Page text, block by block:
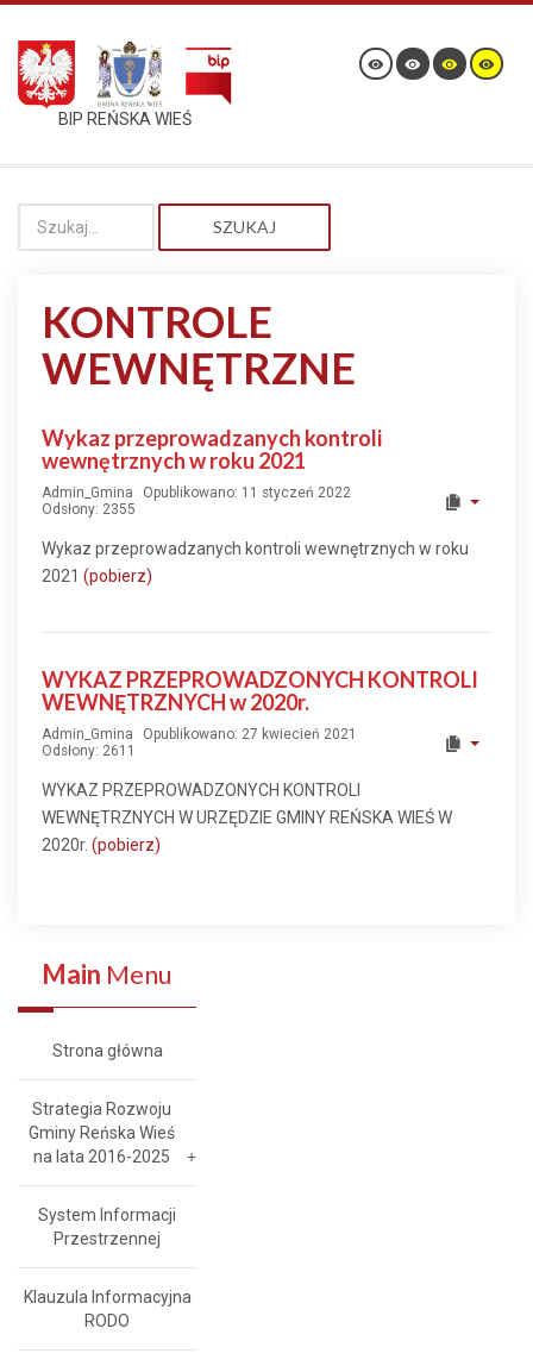
BIP REŃSKA WIEŚ
SZUKAJ
KONTROLE
WEWNĘTRZNE
Wykaz przeprowadzanych kontroli
wewnętrznych w roku 2021
Admin_Gmina
Opublikowano: 11 styczeń 2022
Odsłony: 2355
Wykaz przeprowadzanych kontroli wewnętrznych w roku
2021 (pobierz)
WYKAZ PRZEPROWADZONYCH KONTROLI
WEWNĘTRZNYCH w 2020r.
Admin_Gmina
Opublikowano: 27 kwiecień 2021
Odsłony: 2611
WYKAZ PRZEPROWADZONYCH KONTROLI
WEWNĘTRZNYCH W URZĘDZIE GMINY REŃSKA WIEŚ W
2020r. (pobierz)
Main Menu
Strona główna
Strategia Rozwoju
Gminy Reńska Wieś
na lata 2016-2025
System Informacji
Przestrzennej
Klauzula Informacyjna
RODO